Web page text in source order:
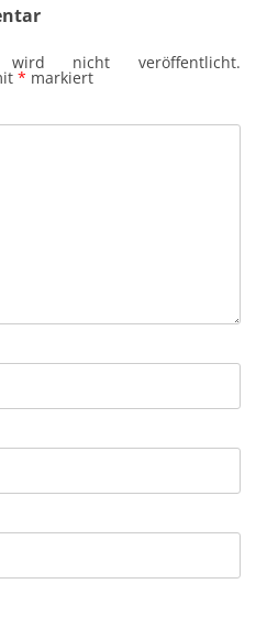
wird nicht veröffentlicht.
* markiert